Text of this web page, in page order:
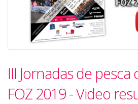
III Jornadas de
FOZ 2019 - Video